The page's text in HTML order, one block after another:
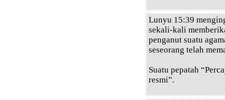
Lunyu 15:39
sekali-kali
penganut suatu
seseorang telah
Suatu pepatah
resmi”.